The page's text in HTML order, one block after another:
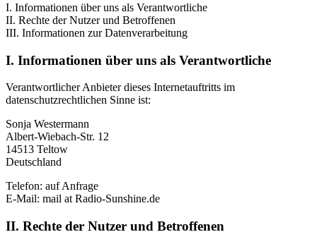
I. Informationen über uns als Verantwortliche
II. Rechte der Nutzer und Betroffenen
III. Informationen zur Datenverarbeitung
I. Informationen über uns als Verantwortliche
Verantwortlicher Anbieter dieses Internetauftritts im
datenschutzrechtlichen Sinne ist:
Sonja Westermann
Albert-Wiebach-Str. 12
14513 Teltow
Deutschland
Telefon: auf Anfrage
E-Mail: mail at Radio-Sunshine.de
II. Rechte der Nutzer und Betroffenen